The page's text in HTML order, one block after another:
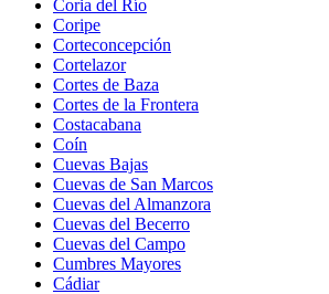
Coria del Río
Coripe
Corteconcepción
Cortelazor
Cortes de Baza
Cortes de la Frontera
Costacabana
Coín
Cuevas Bajas
Cuevas de San Marcos
Cuevas del Almanzora
Cuevas del Becerro
Cuevas del Campo
Cumbres Mayores
Cádiar